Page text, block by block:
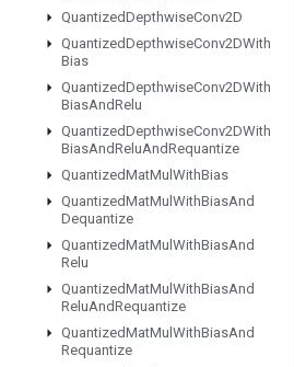
QuantizedDepthwiseConv2D
QuantizedDepthwiseConv2DWith
Bias
QuantizedDepthwiseConv2DWith
BiasAndRelu
QuantizedDepthwiseConv2DWith
BiasAndReluAndRequantize
QuantizedMatMul WithBias
QuantizedMatMul WithBiasAnd
Dequantize
QuantizedMatMul WithBiasAnd
Relu
QuantizedMatMul WithBiasAnd
ReluAndRequantize
QuantizedMatMul WithBiasAnd
Requantize